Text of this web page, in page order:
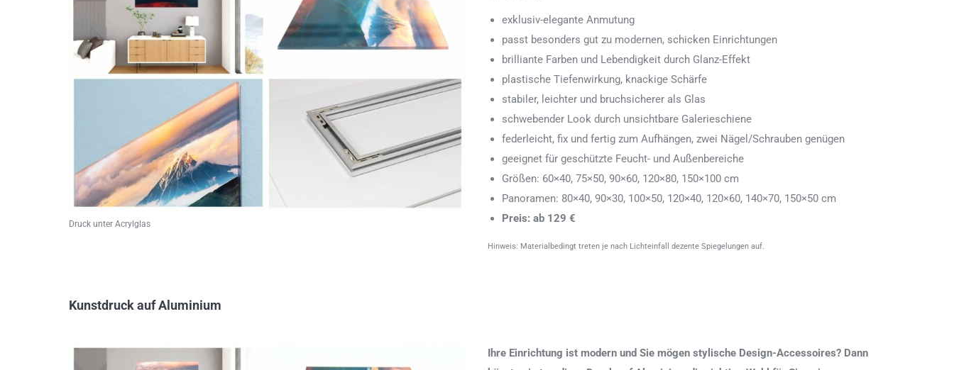
Druck unter Acrylglas
exklusiv-elegante Anmutung
passt besonders gut zu modernen, schicken Einrichtungen
brilliante Farben und Lebendigkeit durch Glanz-Effekt
plastische Tiefenwirkung, knackige Schärfe
stabiler, leichter und bruchsicherer als Glas
schwebender Look durch unsichtbare Galerieschiene
federleicht, fix und fertig zum Aufhängen, zwei Nägel/Schrauben genügen
geeignet für geschützte Feucht- und Außenbereiche
Größen: 60×40, 75×50, 90×60, 120×80, 150×100 cm
Panoramen: 80×40, 90×30, 100×50, 120×40, 120×60, 140×70, 150×50 cm
Preis: ab 129 €
Hinweis: Materialbedingt treten je nach Lichteinfall dezente Spiegelungen auf.
Kunstdruck auf Aluminium
Ihre Einrichtung ist modern und Sie mögen stylische Design-Accessoires? Dann